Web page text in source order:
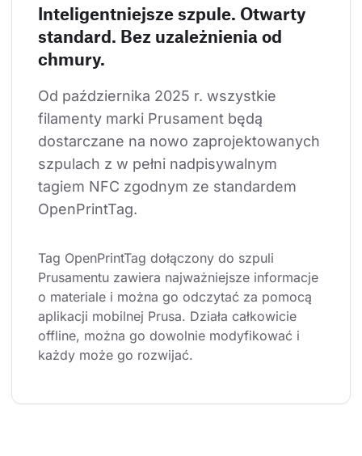
Inteligentniejsze szpule. Otwarty
standard. Bez uzależnienia od
chmury.
Od października 2025 r. wszystkie
filamenty marki Prusament będą
dostarczane na nowo zaprojektowanych
szpulach z w pełni nadpisywalnym
tagiem NFC zgodnym ze standardem
OpenPrintTag.
Tag OpenPrintTag dołączony do szpuli
Prusamentu zawiera najważniejsze informacje
o materiale i można go odczytać za pomocą
aplikacji mobilnej Prusa. Działa całkowicie
offline, można go dowolnie modyfikować i
każdy może go rozwijać.